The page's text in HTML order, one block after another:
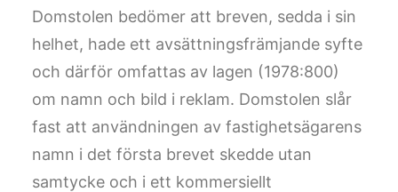
Domstolen bedömer att breven, sedda i sin
helhet, hade ett avsättningsfrämjande syfte
och därför omfattas av lagen (1978:800)
om namn och bild i reklam. Domstolen slår
fast att användningen av fastighetsägarens
namn i det första brevet skedde utan
samtycke och i ett kommersiellt